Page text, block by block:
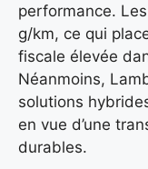
performance.
g/km, ce qui
fiscale élevée
Néanmoins,
solutions
en vue d’une
durables.